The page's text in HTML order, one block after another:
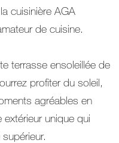
cuisinière AGA
de cuisine.
terrasse ensoleillée de
profiter du soleil,
agréables en
unique qui